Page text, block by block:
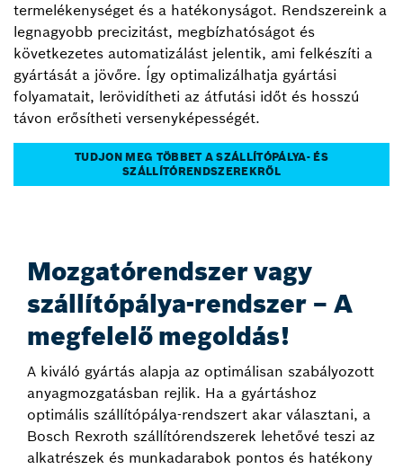
termelékenységet és a hatékonyságot. Rendszereink a
legnagyobb precizitást, megbízhatóságot és
következetes automatizálást jelentik, ami felkészíti a
gyártását a jövőre. Így optimalizálhatja gyártási
folyamatait, lerövidítheti az átfutási időt és hosszú
távon erősítheti versenyképességét.
TUDJON MEG TÖBBET A SZÁLLÍTÓPÁLYA- ÉS
SZÁLLÍTÓRENDSZEREKRŐL
Mozgatórendszer vagy
szállítópálya-rendszer – A
megfelelő megoldás!
A kiváló gyártás alapja az optimálisan szabályozott
anyagmozgatásban rejlik. Ha a gyártáshoz
optimális szállítópálya-rendszert akar választani, a
Bosch Rexroth szállítórendszerek lehetővé teszi az
alkatrészek és munkadarabok pontos és hatékony